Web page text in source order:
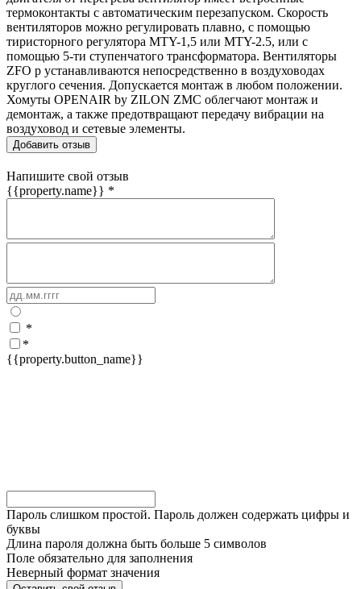
термоконтакты с автоматическим перезапуском. Скорость
вентиляторов можно регулировать плавно, с помощью
тиристорного регулятора MTY-1,5 или MTY-2.5, или с
помощью 5-ти ступенчатого трансформатора. Вентиляторы
ZFO p устанавливаются непосредственно в воздуховодах
круглого сечения. Допускается монтаж в любом положении.
Хомуты OPENAIR by ZILON ZMC облегчают монтаж и
демонтаж, а также предотвращают передачу вибрации на
воздуховод и сетевые элементы.
Добавить отзыв
Напишите свой отзыв
{{property.name}} *
*
*
{{property.button_name}}
Пароль слишком простой. Пароль должен содержать цифры и
буквы
Длина пароля должна быть больше 5 символов
Поле обязательно для заполнения
Неверный формат значения